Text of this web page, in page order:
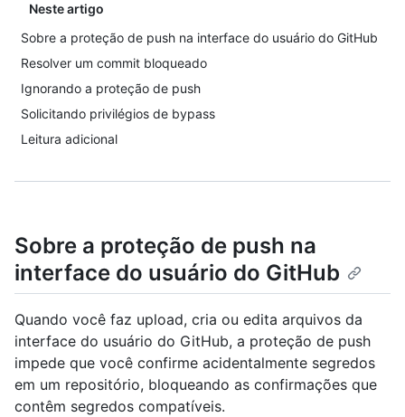
Neste artigo
Sobre a proteção de push na interface do usuário do GitHub
Resolver um commit bloqueado
Ignorando a proteção de push
Solicitando privilégios de bypass
Leitura adicional
Sobre a proteção de push na
interface do usuário do GitHub
Quando você faz upload, cria ou edita arquivos da
interface do usuário do GitHub, a proteção de push
impede que você confirme acidentalmente segredos
em um repositório, bloqueando as confirmações que
contêm segredos compatíveis.